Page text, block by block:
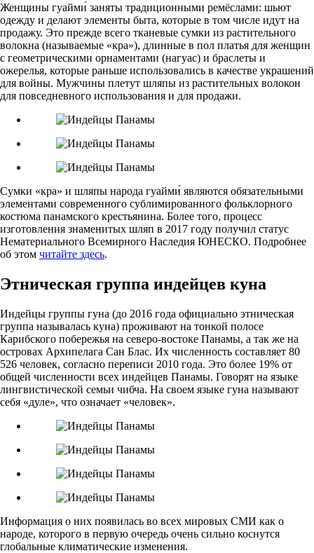
Женщины гуайми́ заняты традиционными ремёслами: шьют
одежду и делают элементы быта, которые в том числе идут на
продажу. Это прежде всего тканевые сумки из растительного
волокна (называемые «кра»), длинные в пол платья для женщин
с геометрическими орнаментами (нагуас) и браслеты и
ожерелья, которые раньше использовались в качестве украшений
для войны. Мужчины плетут шляпы из растительных волокон
для повседневного использования и для продажи.
Сумки «кра» и шляпы народа гуайми́ являются обязательными
элементами современного сублимированного фольклорного
костюма панамского крестьянина. Более того, процесс
изготовления знаменитых шляп в 2017 году получил статус
Нематериального Всемирного Наследия ЮНЕСКО. Подробнее
об этом читайте здесь.
Этническая группа индейцев куна
Индейцы группы гуна (до 2016 года официально этническая
группа называлась куна) проживают на тонкой полосе
Карибского побережья на северо-востоке Панамы, а так же на
островах Архипелага Сан Блас. Их численность составляет 80
526 человек, согласно переписи 2010 года. Это более 19% от
общей численности всех индейцев Панамы. Говорят на языке
лингвистической семьи чибча. На своем языке гуна называют
себя «дуле», что означает «человек».
Информация о них появилась во всех мировых СМИ как о
народе, которого в первую очередь очень сильно коснутся
глобальные климатические изменения.